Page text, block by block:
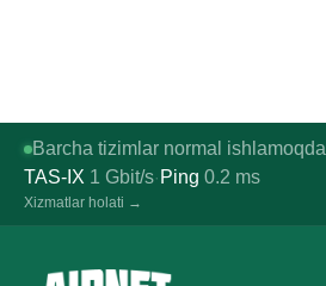
Barcha tizimlar normal ishlamoqda
TAS-IX 1 Gbit/s· Ping 0.2 ms
Xizmatlar holati →